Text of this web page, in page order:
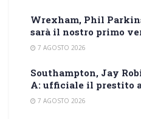
Wrexham, Phil
sarà il nostro primo
7 AGOSTO 2026
Southampton, Jay
A: ufficiale il prestito
7 AGOSTO 2026